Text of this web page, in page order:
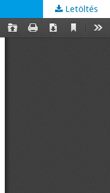
Letöltés